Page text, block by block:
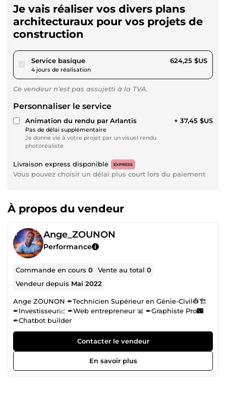
Je vais réaliser vos divers plans
architecturaux pour vos projets de
construction
Service basiquepour 575,35 $US
4 jours de réalisation
624,25 $US
Ce vendeur n’est pas assujetti à la TVA.
Personnaliser le service
Animation du rendu par Arlantis
Pas de délai supplémentaire
Je donne vie à votre projet par un visuel rendu
photoréaliste
+ 37,45 $US
Livraison express disponible EXPRESS
Vous pouvez choisir un délai plus court lors du paiement
À propos du vendeur
Ange_ZOUNON
Performance
Commande en cours0 Vente au total0
Vendeur depuis Mai 2022
Ange ZOUNON ✒Technicien Supérieur en Génie-Civil👷🏗
✒Investisseur📈 ✒Web entrepreneur 📊 ✒Graphiste Pro🌃
✒Chatbot builder
Contacter le vendeur
En savoir plus